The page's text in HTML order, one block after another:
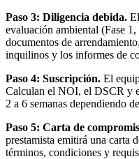
Paso 3: Diligencia debida.
evaluación ambiental (Fase
documentos de
inquilinos y los informes de
Paso 4: Suscripción. El
Calculan el NOI, el DSCR y
2 a 6 semanas dependiendo
Paso 5: Carta de
prestamista emitirá una carta
términos, condiciones y